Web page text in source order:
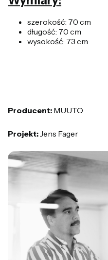
szerokość: 70 cm
długość: 70 cm
wysokość: 73 cm
Producent: MUUTO
Projekt:Jens Fager